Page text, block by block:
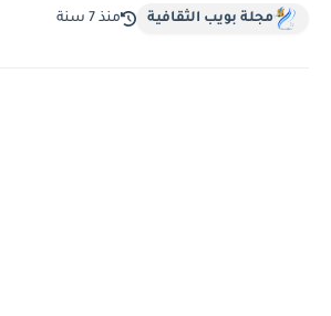
مجلة بويب الثقافية منذ 7 سنة